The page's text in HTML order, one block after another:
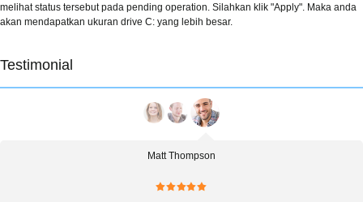
melihat status tersebut pada pending operation. Silahkan klik "Apply". Maka anda
akan mendapatkan ukuran drive C: yang lebih besar.
Testimonial
Matt Thompson